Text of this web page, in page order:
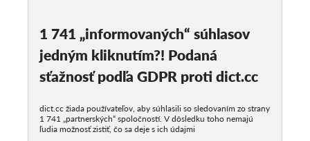
1 741 „informovaných“ súhlasov
jedným kliknutím?! Podaná
sťažnosť podľa GDPR proti dict.cc
dict.cc žiada používateľov, aby súhlasili so sledovaním zo strany
1 741 „partnerských“ spoločností. V dôsledku toho nemajú
ľudia možnosť zistiť, čo sa deje s ich údajmi